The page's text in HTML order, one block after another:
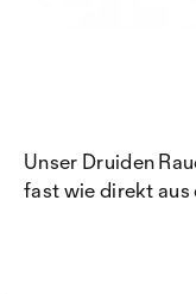
Unser Druiden
fast wie direkt aus